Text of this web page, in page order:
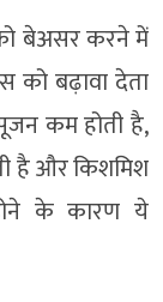
बेअसर करने में
को बढ़ावा देता
कम होती है,
है और किशमिश
के कारण ये